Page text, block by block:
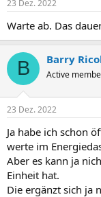
23 Dez. 2022
Warte ab. Das
B Barry
Active
23 Dez. 2022
Ja habe ich schon
werte im
Aber es kann ja
Einheit hat.
Die ergänzt sich ja